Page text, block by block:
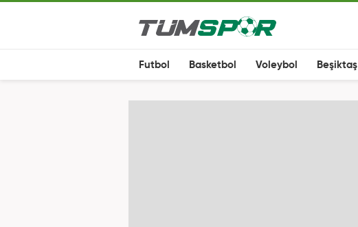
Futbol Basketbol Voleybol Beşiktaş